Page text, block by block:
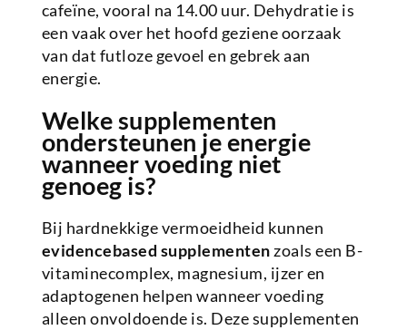
cafeïne, vooral na 14.00 uur. Dehydratie is
een vaak over het hoofd geziene oorzaak
van dat futloze gevoel en gebrek aan
energie.
Welke supplementen
ondersteunen je energie
wanneer voeding niet
genoeg is?
Bij hardnekkige vermoeidheid kunnen
evidencebased supplementen zoals een B-
vitaminecomplex, magnesium, ijzer en
adaptogenen helpen wanneer voeding
alleen onvoldoende is. Deze supplementen